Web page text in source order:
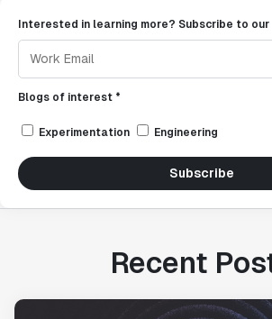
Interested in learning more? Subscribe to
Blogs of interest *
Experimentation Engineering
Subscribe
Recent